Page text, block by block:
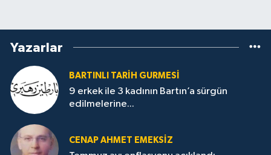
Yazarlar
BARTINLI TARIH GURMESI
9 erkek ile 3 kadının Bartın’a sürgün
edilmelerine...
CENAP AHMET EMEKSİZ